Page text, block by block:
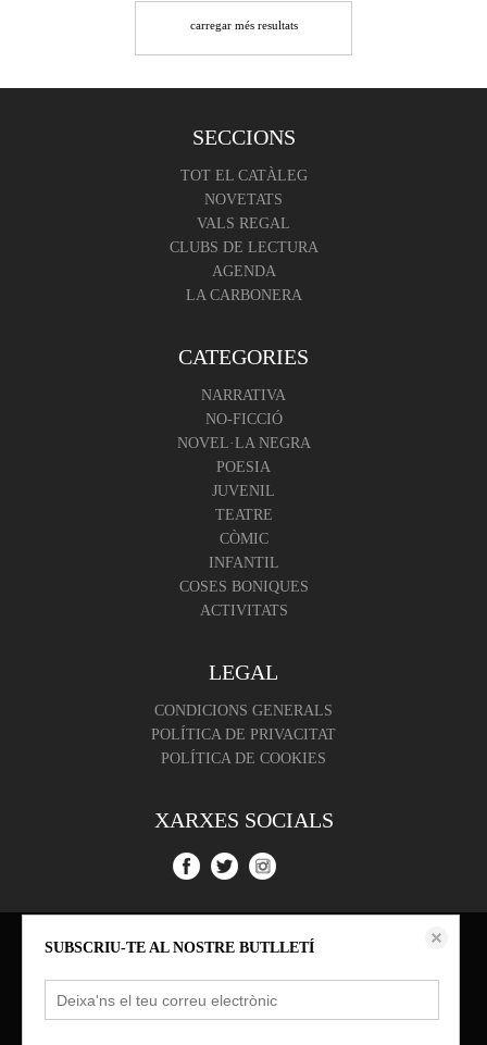
carregar més resultats
SECCIONS
TOT EL CATÀLEG
NOVETATS
VALS REGAL
CLUBS DE LECTURA
AGENDA
LA CARBONERA
CATEGORIES
NARRATIVA
NO-FICCIÓ
NOVEL·LA NEGRA
POESIA
JUVENIL
TEATRE
CÒMIC
INFANTIL
COSES BONIQUES
ACTIVITATS
LEGAL
CONDICIONS GENERALS
POLÍTICA DE PRIVACITAT
POLÍTICA DE COOKIES
XARXES SOCIALS
Aquest lloc web emmagatzema dades com galetes per habilitar la funcionalitat
configuració en qualsevol moment o acceptar els paràmetres per defecte.
política de cookies
SUBSCRIU-TE AL NOSTRE BUTLLETÍ